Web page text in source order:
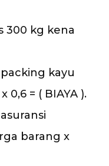
300 kg kena
kayu
0,6 = ( BIAYA ).
barang x